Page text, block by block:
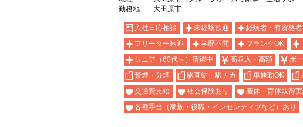
勤務地
大田原市
入社日応相談 未経験歓迎 経験者・有資格
フリーター歓迎
学歴不問 ブランクOK
シニア（60代～）活躍中
高収入・高額 ボ
禁煙・分煙
駅直結・駅チカ 車通勤OK
交通費支給
社会保険あり 産休・育休取得実
各種手当（家族・役職・インセンティブなど）あり